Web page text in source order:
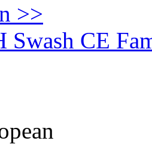
>>
Swash CE